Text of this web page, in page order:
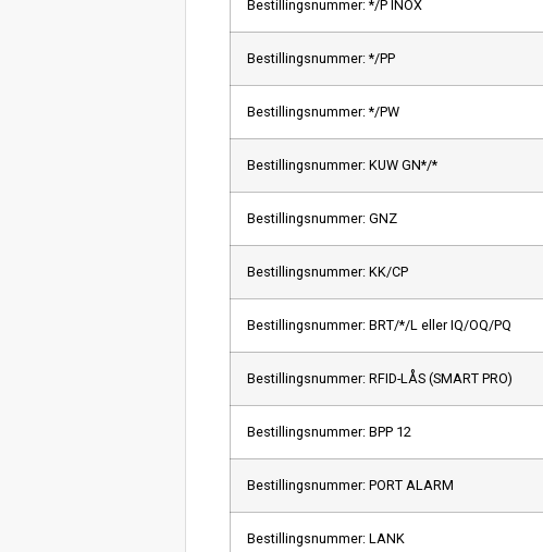
Bestillingsnummer: */P INOX
Bestillingsnummer: */PP
Bestillingsnummer: */PW
Bestillingsnummer: KUW GN*/*
Bestillingsnummer: GNZ
Bestillingsnummer: KK/CP
Bestillingsnummer: BRT/*/L eller IQ/OQ/PQ
Bestillingsnummer: RFID-LÅS (SMART PRO)
Bestillingsnummer: BPP 12
Bestillingsnummer: PORT ALARM
Bestillingsnummer: LANK